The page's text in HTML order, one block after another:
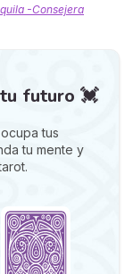
-Consejera
futuro 💓
tus
tu mente y